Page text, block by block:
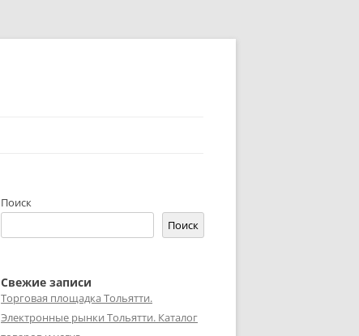
Поиск
Поиск
Свежие записи
Торговая площадка Тольятти.
Электронные рынки Тольятти. Каталог